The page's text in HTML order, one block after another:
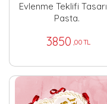
Evlenme Teklifi
Pasta.
3850 ,00 TL